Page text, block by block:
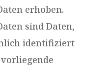
erhoben.
sind Daten,
identifiziert